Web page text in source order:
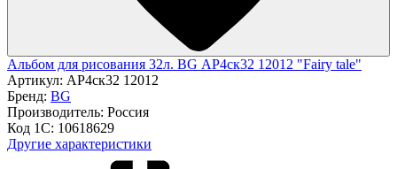
Альбом для рисования 32л. BG АР4ск32 12012 "Fairy tale"
Артикул: АР4ск32 12012
Бренд: BG
Производитель: Россия
Код 1С: 10618629
Другие характеристики